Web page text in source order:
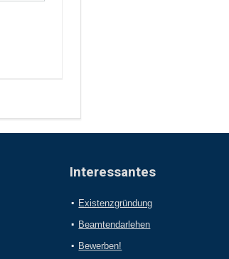
Interessantes
Existenzgründung
Beamtendarlehen
Bewerben!